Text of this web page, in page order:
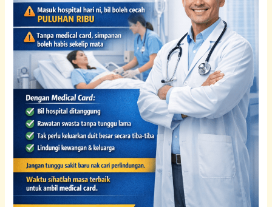
Wealth
Protection)
abanginsuran.com